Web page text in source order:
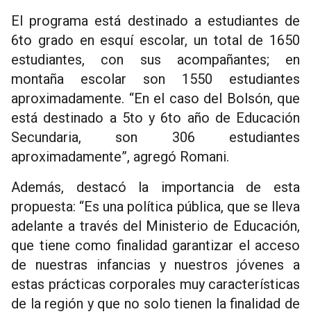
El programa está destinado a estudiantes de
6to grado en esquí escolar, un total de 1650
estudiantes, con sus acompañantes; en
montaña escolar son 1550 estudiantes
aproximadamente. “En el caso del Bolsón, que
está destinado a 5to y 6to año de Educación
Secundaria, son 306 estudiantes
aproximadamente”, agregó Romani.
Además, destacó la importancia de esta
propuesta: “Es una política pública, que se lleva
adelante a través del Ministerio de Educación,
que tiene como finalidad garantizar el acceso
de nuestras infancias y nuestros jóvenes a
estas prácticas corporales muy características
de la región y que no solo tienen la finalidad de